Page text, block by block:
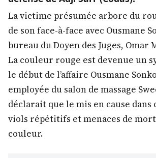
La victime présumée arbore du
de son face-à-face avec Ousmane
bureau du Doyen des Juges, Omar
La couleur rouge est devenue un
le début de l’affaire Ousmane
employée du salon de massage
déclarait que le mis en cause dans
viols répétitifs et menaces de
couleur.